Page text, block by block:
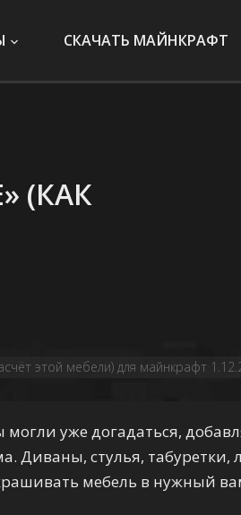
СКАЧАТЬ МАЙНКРАФТ
(КАК
этой мебели) для майнкрафт
уже догадаться,
Диваны, стулья, табуретки,
мебель в нужный